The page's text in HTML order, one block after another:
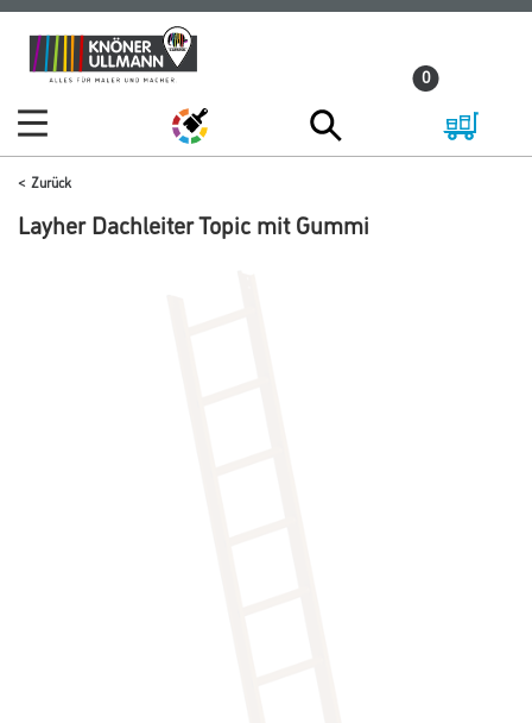
Zum
Inhalt
Zum
Navigationsmenü
0
Zurück
Layher Dachleiter Topic mit Gummi